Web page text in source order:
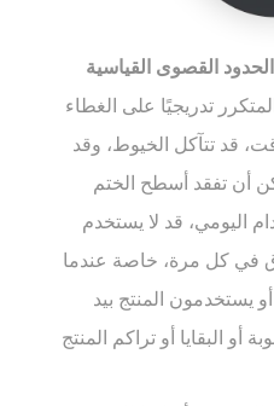
الحدود القصوى القياسية
تدريجيًا على الغطاء
قد تتآكل الخيوط، وقد
أن تفقد أسطح الختم
اليومي، قد لا يستخدم
في كل مرة، خاصة عندما
يستخدمون المنتج بيد
أو البقايا أو تراكم المنتج